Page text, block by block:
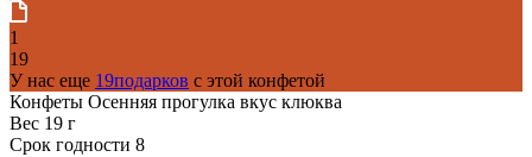
1
19
У нас еще 19подарков с этой конфетой
Конфеты Осенняя прогулка вкус клюква
Вес 19 г
Срок годности 8